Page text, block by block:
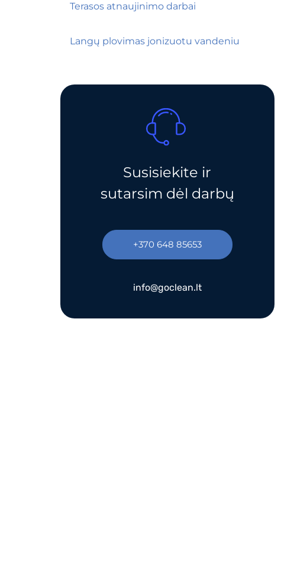
Terasos atnaujinimo darbai
Langų plovimas jonizuotu vandeniu
Susisiekite ir
sutarsim dėl darbų
+370 648 85653
info@goclean.lt